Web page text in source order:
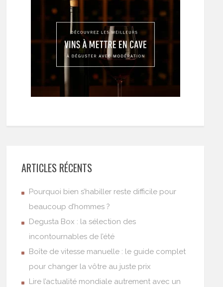
ARTICLES RÉCENTS
Pourquoi bien s’habiller reste difficile pour
beaucoup d’hommes ?
Degusta Box : la sélection des
incontournables de l’été
Boîte de vitesse manuelle : le guide complet
pour changer la vôtre au juste prix
Lire l’actualité mondiale autrement avec un